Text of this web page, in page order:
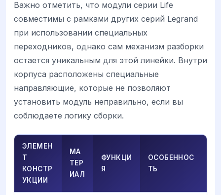
Важно отметить, что модули серии Life
совместимы с рамками других серий Legrand
при использовании специальных
переходников, однако сам механизм разборки
остается уникальным для этой линейки. Внутри
корпуса расположены специальные
направляющие, которые не позволяют
установить модуль неправильно, если вы
соблюдаете логику сборки.
ЭЛЕМЕН
Т
КОНСТР
УКЦИИ
МА
ТЕР
ИАЛ
ФУНКЦИ
Я
ОСОБЕННОС
ТЬ